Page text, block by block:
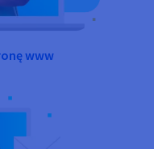
www